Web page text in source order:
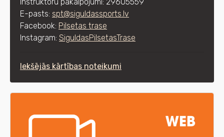
E-pasts: spt@siguldassports.lv
Facebook: Pilsetas trase
Instagram: SiguldasPilsetasTrase
Iekšējās kārtības noteikumi